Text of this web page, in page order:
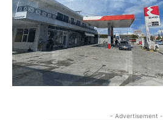
- Advertisement -